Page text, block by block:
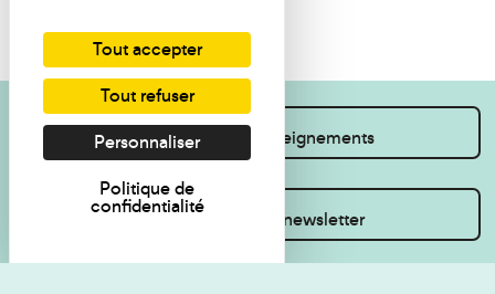
Je souhaite des renseignements
Inscrivez-vous à la newsletter
Tout accepter
Tout refuser
Personnaliser
Politique de
confidentialité